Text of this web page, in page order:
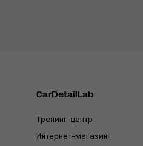
CarDetailLab
Тренинг-центр
Интернет-магазин